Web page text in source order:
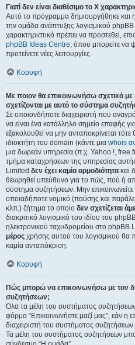
Γιατί δεν είναι διαθέσιμο το Χ
Αυτό το πρόγραμμα δημιουργήθηκε και
την ομάδα ανάπτυξης λογισμικού phpBB
χαρακτηριστικό πρέπει να προστεθεί,
phpBB Ideas Centre, όπου μπορείτε να
προτείνετε νέες λειτουργίες.
Κορυφή
Με ποιον θα επικοινωνήσω σχετικά
σχετίζονται με αυτό το σύστημα
Σε οποιονδήποτε διαχειριστή που
να είναι ένα κατάλληλο σημείο επαφής
εξακολουθεί να μην ανταποκρίνεται
ιδιοκτήτη του domain (κάντε μια whois
μια δωρεάν υπηρεσία (π.χ. Yahoo !,
τμήμα καταχρήσεων της υπηρεσίας
Limited δεν έχει καμία αρμοδιότητα και
θεωρηθεί υπεύθυνο για το πώς, πού ή
σύστημα συζητήσεων. Μην
οποιαδήποτε νομικό (παύσης και
κλπ.) ζήτημα το οποίο δεν σχετίζεται
διακριτικό λογισμικό του ιδίου του
ηλεκτρονικού ταχυδρομείου στο phpBB
μέρος χρήσης αυτού του λογισμικού θα
καμία ανταπόκριση.
Κορυφή
Πώς μπορώ να επικοινωνήσω με τον
συζητήσεων;
Όλα τα μέλη του συστήματος
φόρμα “Επικοινωνήστε μαζί μας”, εάν η
διαχειριστή του συστήματος συζητήσεων.
Τα μέλη του συστήματος συζητήσεων